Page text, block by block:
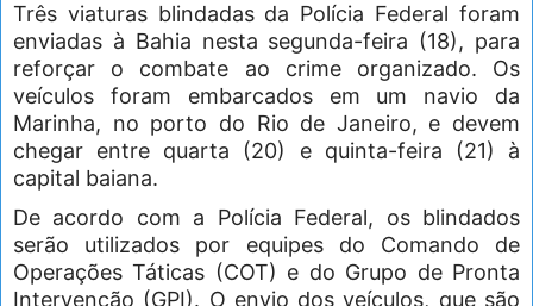
Três viaturas blindadas da Polícia Federal foram
enviadas à Bahia nesta segunda-feira (18), para
reforçar o combate ao crime organizado. Os
veículos foram embarcados em um navio da
Marinha, no porto do Rio de Janeiro, e devem
chegar entre quarta (20) e quinta-feira (21) à
capital baiana.
De acordo com a Polícia Federal, os blindados
serão utilizados por equipes do Comando de
Operações Táticas (COT) e do Grupo de Pronta
Intervenção (GPI). O envio dos veículos, que são